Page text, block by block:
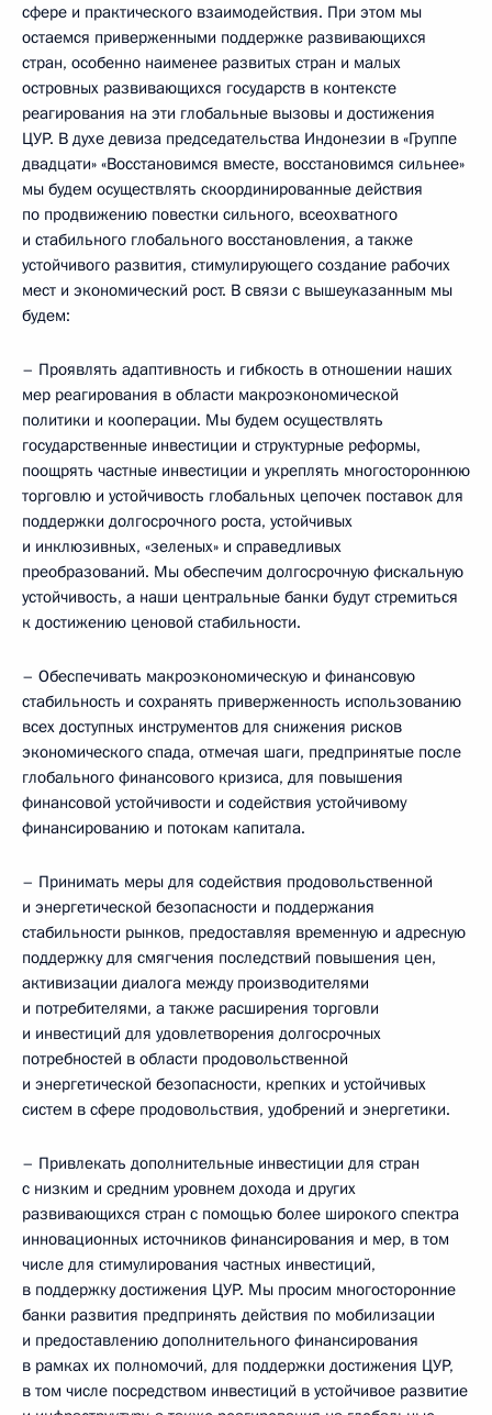
сфере и практического взаимодействия. При этом мы
остаемся приверженными поддержке развивающихся
стран, особенно наименее развитых стран и малых
островных развивающихся государств в контексте
реагирования на эти глобальные вызовы и достижения
ЦУР. В духе девиза председательства Индонезии в «Группе
двадцати» «Восстановимся вместе, восстановимся сильнее»
мы будем осуществлять скоординированные действия
по продвижению повестки сильного, всеохватного
и стабильного глобального восстановления, а также
устойчивого развития, стимулирующего создание рабочих
мест и экономический рост. В связи с вышеуказанным мы
будем:
– Проявлять адаптивность и гибкость в отношении наших
мер реагирования в области макроэкономической
политики и кооперации. Мы будем осуществлять
государственные инвестиции и структурные реформы,
поощрять частные инвестиции и укреплять многостороннюю
торговлю и устойчивость глобальных цепочек поставок для
поддержки долгосрочного роста, устойчивых
и инклюзивных, «зеленых» и справедливых
преобразований. Мы обеспечим долгосрочную фискальную
устойчивость, а наши центральные банки будут стремиться
к достижению ценовой стабильности.
– Обеспечивать макроэкономическую и финансовую
стабильность и сохранять приверженность использованию
всех доступных инструментов для снижения рисков
экономического спада, отмечая шаги, предпринятые после
глобального финансового кризиса, для повышения
финансовой устойчивости и содействия устойчивому
финансированию и потокам капитала.
– Принимать меры для содействия продовольственной
и энергетической безопасности и поддержания
стабильности рынков, предоставляя временную и адресную
поддержку для смягчения последствий повышения цен,
активизации диалога между производителями
и потребителями, а также расширения торговли
и инвестиций для удовлетворения долгосрочных
потребностей в области продовольственной
и энергетической безопасности, крепких и устойчивых
систем в сфере продовольствия, удобрений и энергетики.
– Привлекать дополнительные инвестиции для стран
с низким и средним уровнем дохода и других
развивающихся стран с помощью более широкого спектра
инновационных источников финансирования и мер, в том
числе для стимулирования частных инвестиций,
в поддержку достижения ЦУР. Мы просим многосторонние
банки развития предпринять действия по мобилизации
и предоставлению дополнительного финансирования
в рамках их полномочий, для поддержки достижения ЦУР,
в том числе посредством инвестиций в устойчивое развитие